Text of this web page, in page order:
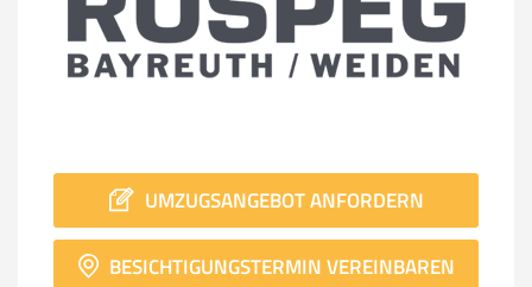
UMZUGSANGEBOT ANFORDERN
BESICHTIGUNGSTERMIN VEREINBAREN